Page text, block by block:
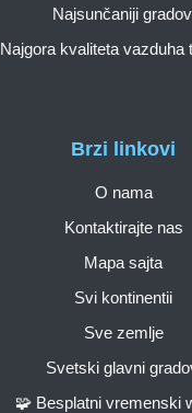
Brzi linkovi
O nama
Kontaktirajte nas
Mapa sajta
Svi kontinentii
Sve zemlje
Svetski glavni
🧩 Besplatni vremenski
Najsunčaniji
Najgora kvaliteta vazduha